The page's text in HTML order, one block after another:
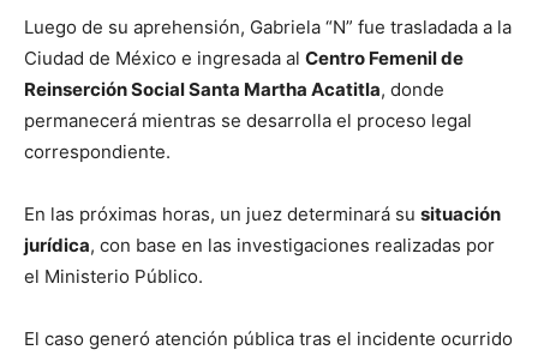
Luego de su aprehensión, Gabriela “N” fue trasladada a la
Ciudad de México e ingresada al Centro Femenil de
Reinserción Social Santa Martha Acatitla, donde
permanecerá mientras se desarrolla el proceso legal
correspondiente.
En las próximas horas, un juez determinará su situación
jurídica, con base en las investigaciones realizadas por
el Ministerio Público.
El caso generó atención pública tras el incidente ocurrido